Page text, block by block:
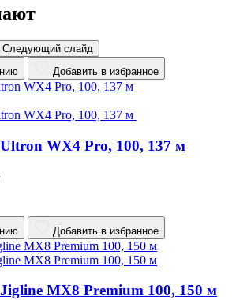
Следующий слайд
Добавить в избранное
WX4 Pro, 100, 137 м
Добавить в избранное
MX8 Premium 100, 150 м